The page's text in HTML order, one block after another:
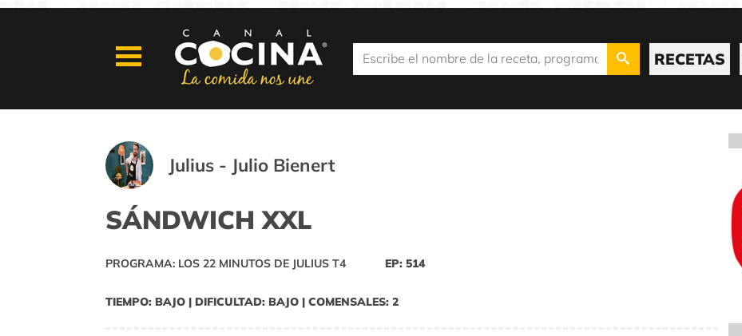
RECETAS
Julius - Julio Bienert
SÁNDWICH XXL
PROGRAMA: LOS 22 MINUTOS DE JULIUS T4 EP: 514
TIEMPO: BAJO | DIFICULTAD: BAJO | COMENSALES: 2